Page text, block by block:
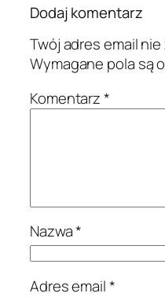
Dodaj komentarz
Twój adres email
Wymagane pola są
Komentarz*
Nazwa*
Adres email*